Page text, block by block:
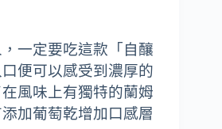
一定要吃這款「自釀
便可以感受到濃厚的
風味上有獨特的蘭姆
加葡萄乾增加口感層